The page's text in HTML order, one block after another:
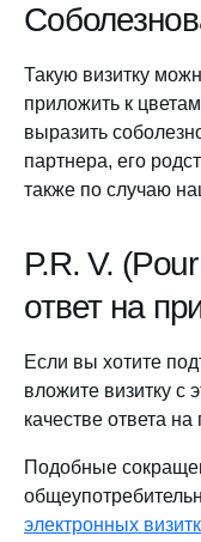
Такую визитку
приложить к
выразить
партнера, его
также по случаю
P.R. V.
ответ на
Если вы хотите
вложите визитку с
качестве ответа
Подобные
электронных